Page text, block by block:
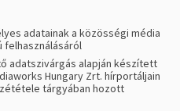
adatainak a közösségi média
adatszivárgás alapján készített
Hungary Zrt. hírportáljain
tárgyában hozott